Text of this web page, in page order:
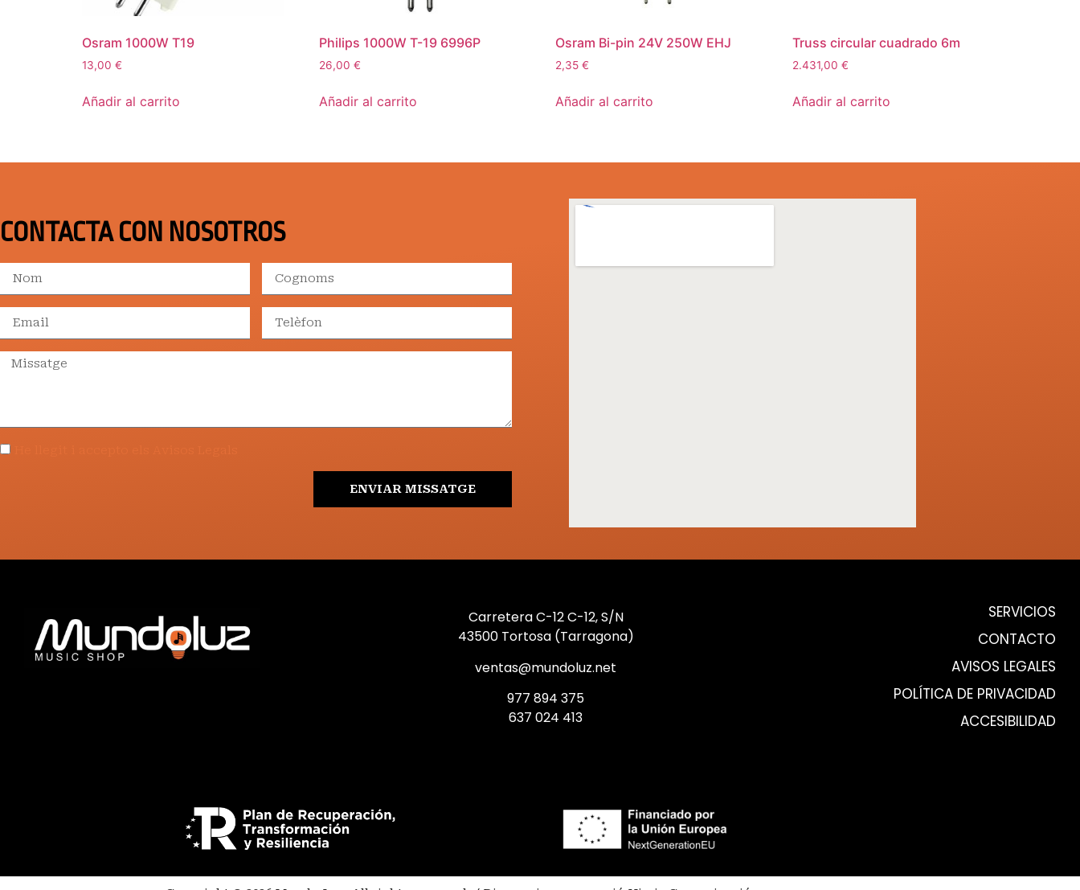
Osram 1000W T19
13,00 €
Añadir al carrito
Philips 1000W T-19 6996P
26,00 €
Añadir al carrito
Osram Bi-pin 24V 250W EHJ
2,35€
Añadir al carrito
Truss circular cuadrado 6m
2.431,00€
Añadir al carrito
CONTACTA CON NOSOTROS
ENVIAR MISSATGE
Carretera C-12 C-12, S/N
43500 Tortosa (Tarragona)
ventas@mundoluz.net
977 894 375
637 024 413
SERVICIOS
CONTACTO
AVISOS LEGALES
POLÍTICA DE PRIVACIDAD
ACCESIBILIDAD